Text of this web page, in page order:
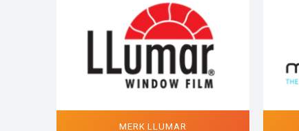
MERK LLUMAR